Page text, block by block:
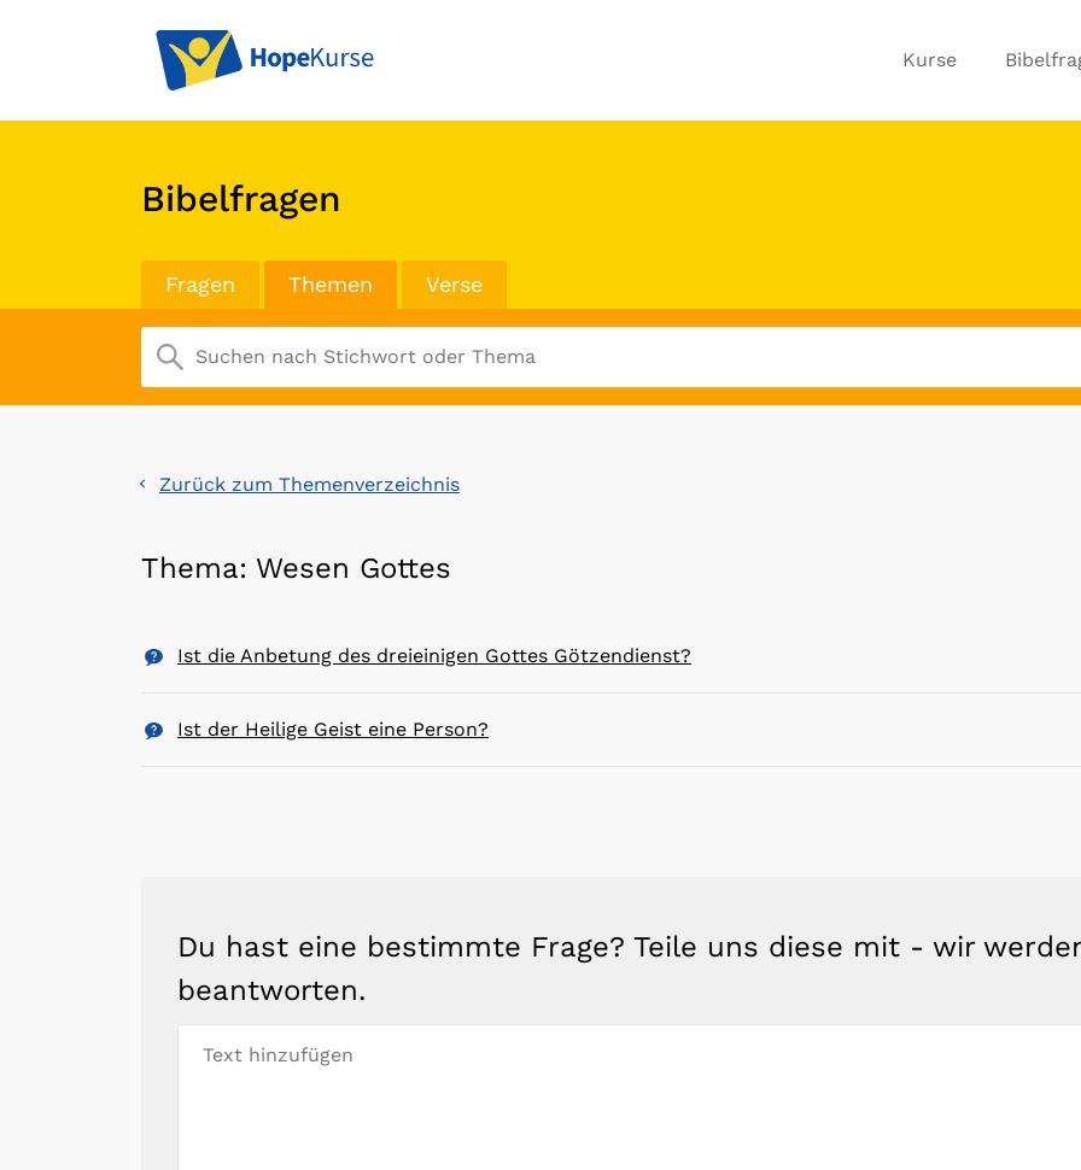
Kurse
Bibelfragen
Fragen Themen Verse
Zurück zum Themenverzeichnis
Thema: Wesen Gottes
Ist die Anbetung des dreieinigen Gottes Götzendienst?
Ist der Heilige Geist eine Person?
Du hast eine bestimmte Frage? Teile uns diese mit - wir
beantworten.